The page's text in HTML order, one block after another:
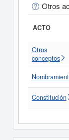
Otros
ACTO
Otros
conceptos
Constitución